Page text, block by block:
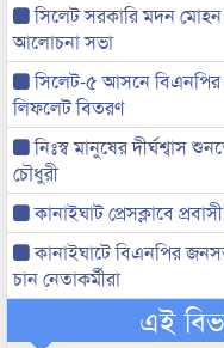
সিলেট সরকারি মদন
আলোচনা সভা
সিলেট-৫ আসনে
লিফলেট বিতরণ
নিঃস্ব মানুষের দীর্ঘশ্বাস
চৌধুরী
কানাইঘাট প্রেসক্লাবে
কানাইঘাটে বিএনপির
চান নেতাকর্মীরা
এই